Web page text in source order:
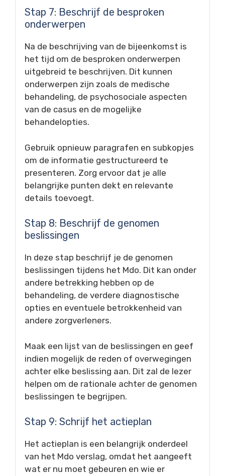
Stap 7: Beschrijf de besproken
onderwerpen
Na de beschrijving van de bijeenkomst is
het tijd om de besproken onderwerpen
uitgebreid te beschrijven. Dit kunnen
onderwerpen zijn zoals de medische
behandeling, de psychosociale aspecten
van de casus en de mogelijke
behandelopties.
Gebruik opnieuw paragrafen en subkopjes
om de informatie gestructureerd te
presenteren. Zorg ervoor dat je alle
belangrijke punten dekt en relevante
details toevoegt.
Stap 8: Beschrijf de genomen
beslissingen
In deze stap beschrijf je de genomen
beslissingen tijdens het Mdo. Dit kan onder
andere betrekking hebben op de
behandeling, de verdere diagnostische
opties en eventuele betrokkenheid van
andere zorgverleners.
Maak een lijst van de beslissingen en geef
indien mogelijk de reden of overwegingen
achter elke beslissing aan. Dit zal de lezer
helpen om de rationale achter de genomen
beslissingen te begrijpen.
Stap 9: Schrijf het actieplan
Het actieplan is een belangrijk onderdeel
van het Mdo verslag, omdat het aangeeft
wat er nu moet gebeuren en wie er